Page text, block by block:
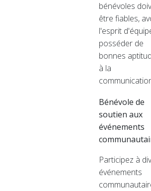
bénévoles
être fiables,
l'esprit
posséder de
bonnes
à la
Bénévole de
soutien aux
événements
Participez à
événements